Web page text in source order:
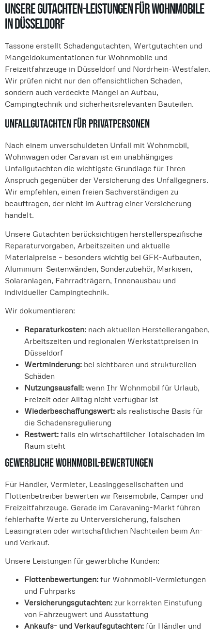
Unsere Gutachten-Leistungen für Wohnmobile
in Düsseldorf
Tassone erstellt Schadengutachten, Wertgutachten und
Mängeldokumentationen für Wohnmobile und
Freizeitfahrzeuge in Düsseldorf und Nordrhein-Westfalen.
Wir prüfen nicht nur den offensichtlichen Schaden,
sondern auch verdeckte Mängel an Aufbau,
Campingtechnik und sicherheitsrelevanten Bauteilen.
Unfallgutachten für Privatpersonen
Nach einem unverschuldeten Unfall mit Wohnmobil,
Wohnwagen oder Caravan ist ein unabhängiges
Unfallgutachten die wichtigste Grundlage für Ihren
Anspruch gegenüber der Versicherung des Unfallgegners.
Wir empfehlen, einen freien Sachverständigen zu
beauftragen, der nicht im Auftrag einer Versicherung
handelt.
Unsere Gutachten berücksichtigen herstellerspezifische
Reparaturvorgaben, Arbeitszeiten und aktuelle
Materialpreise – besonders wichtig bei GFK-Aufbauten,
Aluminium-Seitenwänden, Sonderzubehör, Markisen,
Solaranlagen, Fahrradträgern, Innenausbau und
individueller Campingtechnik.
Wir dokumentieren:
Reparaturkosten: nach aktuellen Herstellerangaben,
Arbeitszeiten und regionalen Werkstattpreisen in
Düsseldorf
Wertminderung: bei sichtbaren und strukturellen
Schäden
Nutzungsausfall: wenn Ihr Wohnmobil für Urlaub,
Freizeit oder Alltag nicht verfügbar ist
Wiederbeschaffungswert: als realistische Basis für
die Schadensregulierung
Restwert: falls ein wirtschaftlicher Totalschaden im
Raum steht
Gewerbliche Wohnmobil-Bewertungen
Für Händler, Vermieter, Leasinggesellschaften und
Flottenbetreiber bewerten wir Reisemobile, Camper und
Freizeitfahrzeuge. Gerade im Caravaning-Markt führen
fehlerhafte Werte zu Unterversicherung, falschen
Leasingraten oder wirtschaftlichen Nachteilen beim An-
und Verkauf.
Unsere Leistungen für gewerbliche Kunden:
Flottenbewertungen: für Wohnmobil-Vermietungen
und Fuhrparks
Versicherungsgutachten: zur korrekten Einstufung
von Fahrzeugwert und Ausstattung
Ankaufs- und Verkaufsgutachten: für Händler und